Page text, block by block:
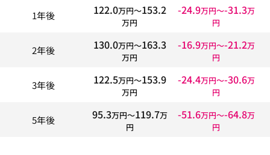
1年後 122.0万円〜153.2
万円
-24.9万円〜-31.3万
円
2年後 130.0万円〜163.3
万円
-16.9万円〜-21.2万
円
3年後 122.5万円〜153.9
万円
-24.4万円〜-30.6万
円
5年後 95.3万円〜119.7万
円
-51.6万円〜-64.8万
円